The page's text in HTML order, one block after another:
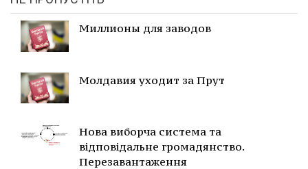
Миллионы для заводов
Молдавия уходит за Прут
Нова виборча система та
відповідальне громадянство.
Перезавантаження